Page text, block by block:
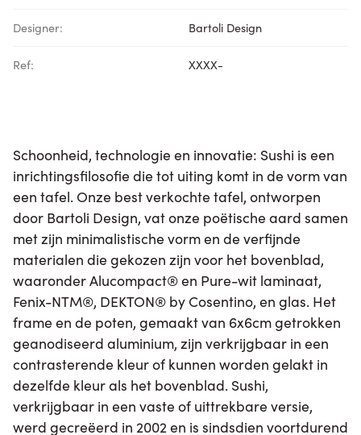
Designer: Bartoli Design
Ref: XXXX-
Schoonheid, technologie en innovatie: Sushi is een
inrichtingsfilosofie die tot uiting komt in de vorm van
een tafel. Onze best verkochte tafel, ontworpen
door Bartoli Design, vat onze poëtische aard samen
met zijn minimalistische vorm en de verfijnde
materialen die gekozen zijn voor het bovenblad,
waaronder Alucompact® en Pure-wit laminaat,
Fenix-NTM®, DEKTON® by Cosentino, en glas. Het
frame en de poten, gemaakt van 6x6cm getrokken
geanodiseerd aluminium, zijn verkrijgbaar in een
contrasterende kleur of kunnen worden gelakt in
dezelfde kleur als het bovenblad. Sushi,
verkrijgbaar in een vaste of uittrekbare versie,
werd gecreëerd in 2002 en is sindsdien voortdurend